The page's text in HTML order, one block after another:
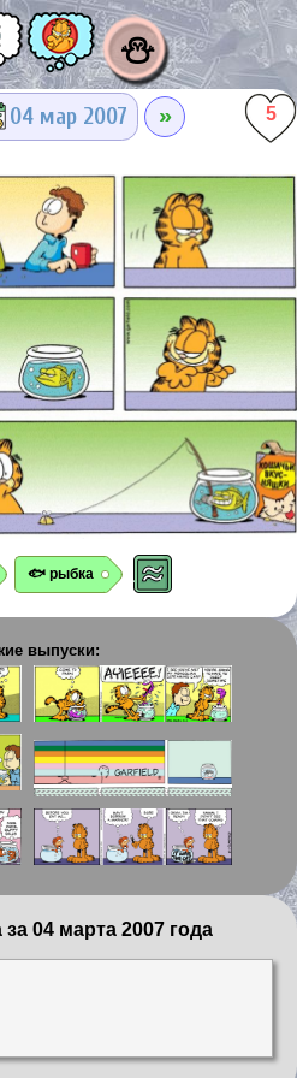
⛄
04 мар 2007 » 5
🐟 рыбка
выпуски:
04 марта 2007 года